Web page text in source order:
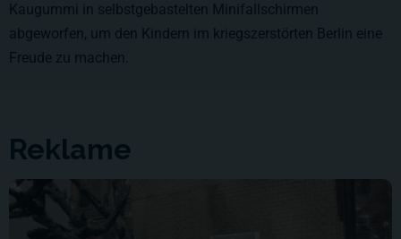
Kaugummi in selbstgebastelten Minifallschirmen
abgeworfen, um den Kindern im kriegszerstörten Berlin eine
Freude zu machen.
Reklame